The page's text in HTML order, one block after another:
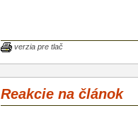
verzia pre tlač
Reakcie na článok